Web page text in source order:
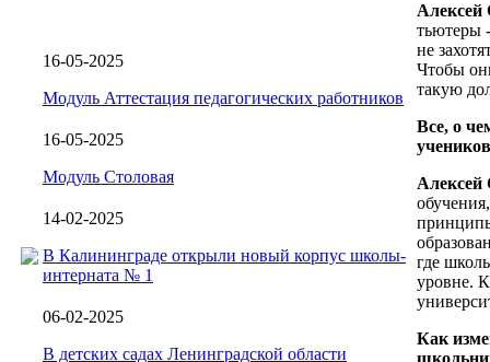
16-05-2025
Модуль Аттестация педагогических работников
16-05-2025
Модуль Столовая
14-02-2025
В Калининграде открыли новый корпус школы-
интерната № 1
06-02-2025
В детских садах Ленинградской области
Алексей
тьютеры
не
Чтобы
такую
Все, о
Алексей
где
уровне.
Как